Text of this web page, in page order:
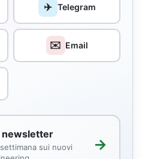
✈️ Telegram
✉️ Email
newsletter
sui nuovi
→